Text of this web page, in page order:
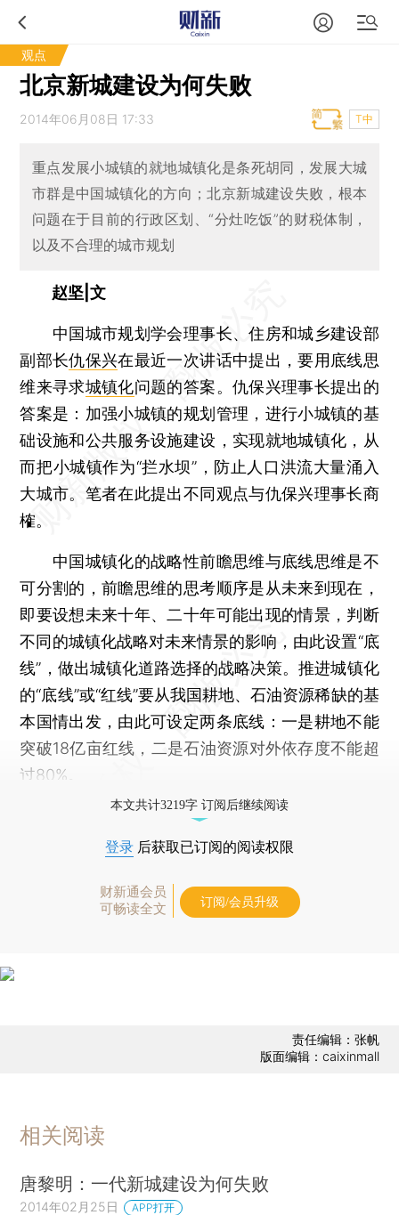
观点
北京新城建设为何失败
2014年06月08日 17:33 T中
重点发展小城镇的就地城镇化是条死胡同，发展大城
市群是中国城镇化的方向；北京新城建设失败，根本
问题在于目前的行政区划、“分灶吃饭”的财税体制，
以及不合理的城市规划
赵坚|文
中国城市规划学会理事长、住房和城乡建设部
副部长仇保兴在最近一次讲话中提出，要用底线思
维来寻求城镇化问题的答案。仇保兴理事长提出的
答案是：加强小城镇的规划管理，进行小城镇的基
础设施和公共服务设施建设，实现就地城镇化，从
而把小城镇作为“拦水坝”，防止人口洪流大量涌入
大城市。笔者在此提出不同观点与仇保兴理事长商
榷。
中国城镇化的战略性前瞻思维与底线思维是不
可分割的，前瞻思维的思考顺序是从未来到现在，
即要设想未来十年、二十年可能出现的情景，判断
不同的城镇化战略对未来情景的影响，由此设置“底
线”，做出城镇化道路选择的战略决策。推进城镇化
的“底线”或“红线”要从我国耕地、石油资源稀缺的基
本国情出发，由此可设定两条底线：一是耕地不能
突破18亿亩红线，二是石油资源对外依存度不能超
过80%。
本文共计3219字 订阅后继续阅读
登录 后获取已订阅的阅读权限
财新通会员
可畅读全文
订阅/会员升级
责任编辑：张帆
版面编辑：caixinmall
相关阅读
唐黎明：一代新城建设为何失败
2014年02月25日 APP打开